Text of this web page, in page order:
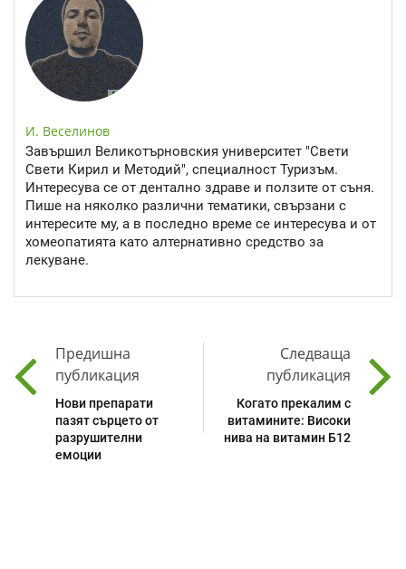
И. Веселинов
Завършил Великотърновския университет "Свети
Свети Кирил и Методий", специалност Туризъм.
Интересува се от дентално здраве и ползите от съня.
Пише на няколко различни тематики, свързани с
интересите му, а в последно време се интересува и от
хомеопатията като алтернативно средство за
лекуване.
Предишна
публикация
Нови препарати
пазят сърцето от
разрушителни
емоции
Следваща
публикация
Когато прекалим с
витамините: Високи
нива на витамин Б12